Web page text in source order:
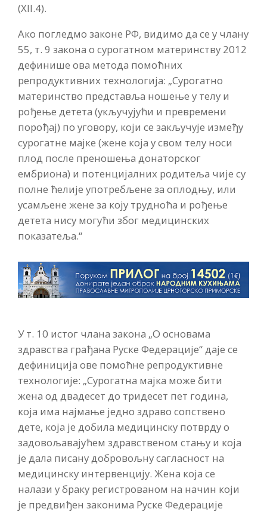
(XII.4).
Ако погледмо законе РФ, видимо да се у члану
55, т. 9 закона о сурогатном материнству 2012
дефинише ова метода помоћних
репродуктивних технологија: „Сурогатно
материнство представља ношење у телу и
рођење детета (укључујући и превремени
порођај) по уговору, који се закључује између
сурогатне мајке (жене која у свом телу носи
плод после преношења донаторског
ембриона) и потенцијалних родитеља чије су
полне ћелије употребљене за оплодњу, или
усамљене жене за коју трудноћа и рођење
детета нису могући због медицинских
показатеља.“
У т. 10 истог члана закона „О основама
здравства грађана Руске Федерације“ даје се
дефиниција ове помоћне репродуктивне
технологије: „Сурогатна мајка може бити
жена од двадесет до тридесет пет година,
која има најмање једно здраво сопствено
дете, која је добила медицинску потврду о
задовољавајућем здравственом стању и која
је дала писану добровољну сагласност на
медицинску интервенцију. Жена која се
налази у браку регистрованом на начин који
је предвиђен законима Руске Федерације